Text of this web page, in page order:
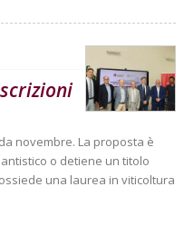
novembre. La proposta è
o detiene un titolo
una laurea in viticoltura